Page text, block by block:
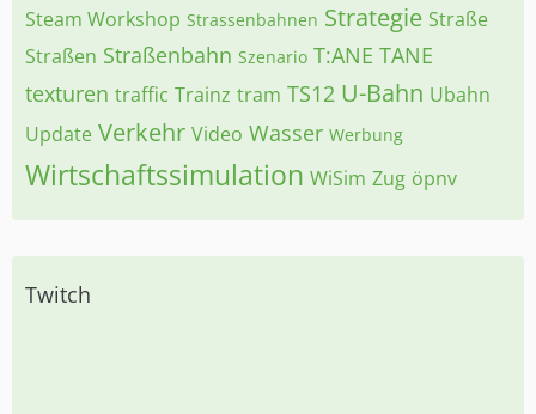
Steam Workshop Strassenbahnen Strategie Straße
Straßen Straßenbahn Szenario T:ANE TANE
texturen traffic Trainz tram TS12 U-Bahn Ubahn
Update Verkehr Video Wasser Werbung
Wirtschaftssimulation WiSim Zug öpnv
Twitch